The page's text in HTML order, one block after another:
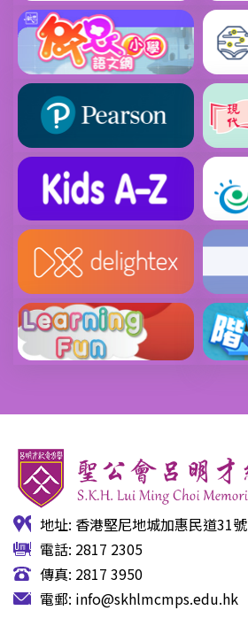
地址: 香港堅尼地城加惠民道31號
電話: 2817 2305
傳真: 2817 3950
電郵: info@skhlmcmps.edu.hk